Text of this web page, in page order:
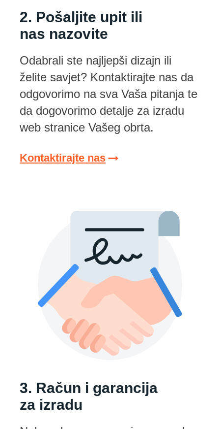
2. Pošaljite upit ili
nas nazovite
Odabrali ste najljepši dizajn ili
želite savjet? Kontaktirajte nas da
odgovorimo na sva Vaša pitanja te
da dogovorimo detalje za izradu
web stranice Vašeg obrta.
Kontaktirajte nas
3. Račun i garancija
za izradu